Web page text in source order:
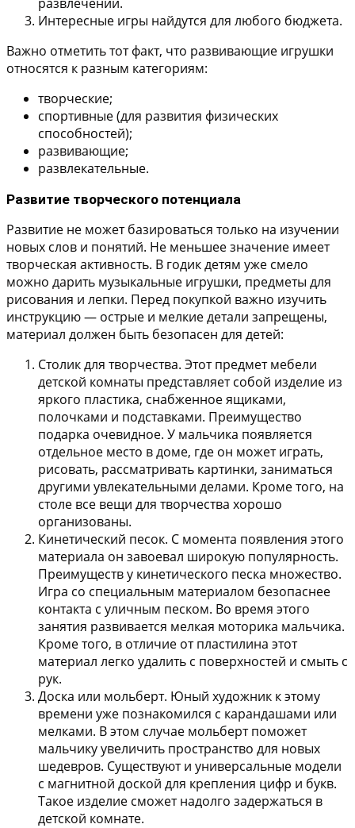
Интересные игры найдутся для любого бюджета.
Важно отметить тот факт, что развивающие игрушки
относятся к разным категориям:
творческие;
спортивные (для развития физических
способностей);
развивающие;
развлекательные.
Развитие творческого потенциала
Развитие не может базироваться только на изучении
новых слов и понятий. Не меньшее значение имеет
творческая активность. В годик детям уже смело
можно дарить музыкальные игрушки, предметы для
рисования и лепки. Перед покупкой важно изучить
инструкцию — острые и мелкие детали запрещены,
материал должен быть безопасен для детей:
Столик для творчества. Этот предмет мебели
детской комнаты представляет собой изделие из
яркого пластика, снабженное ящиками,
полочками и подставками. Преимущество
подарка очевидное. У мальчика появляется
отдельное место в доме, где он может играть,
рисовать, рассматривать картинки, заниматься
другими увлекательными делами. Кроме того, на
столе все вещи для творчества хорошо
организованы.
Кинетический песок. С момента появления этого
материала он завоевал широкую популярность.
Преимуществ у кинетического песка множество.
Игра со специальным материалом безопаснее
контакта с уличным песком. Во время этого
занятия развивается мелкая моторика мальчика.
Кроме того, в отличие от пластилина этот
материал легко удалить с поверхностей и смыть с
рук.
Доска или мольберт. Юный художник к этому
времени уже познакомился с карандашами или
мелками. В этом случае мольберт поможет
мальчику увеличить пространство для новых
шедевров. Существуют и универсальные модели
с магнитной доской для крепления цифр и букв.
Такое изделие сможет надолго задержаться в
детской комнате.